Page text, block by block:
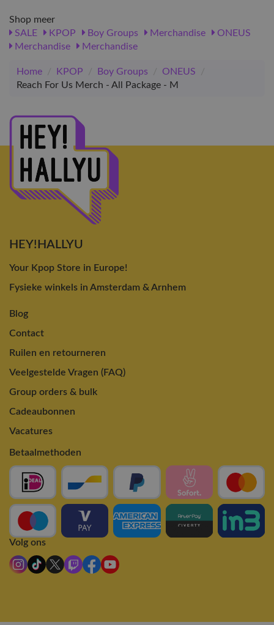
Shop meer
SALE
KPOP Boy Groups Merchandise
ONEUS
Merchandise
Merchandise
Home / KPOP / Boy Groups / ONEUS
/
Reach For Us Merch - All Package - M
HEY!HALLYU
Your Kpop Store in Europe!
Fysieke winkels in Amsterdam & Arnhem
Blog
Contact
Ruilen en retourneren
Veelgestelde Vragen (FAQ)
Group orders & bulk
Cadeaubonnen
Vacatures
Betaalmethoden
Volg ons